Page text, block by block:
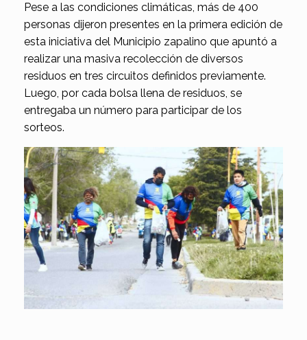
Pese a las condiciones climáticas, más de 400
personas dijeron presentes en la primera edición de
esta iniciativa del Municipio zapalino que apuntó a
realizar una masiva recolección de diversos
residuos en tres circuitos definidos previamente.
Luego, por cada bolsa llena de residuos, se
entregaba un número para participar de los
sorteos.